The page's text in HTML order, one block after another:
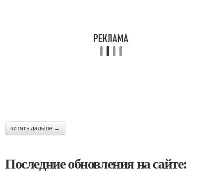
читать дальше →
Последние обновления на сайте: